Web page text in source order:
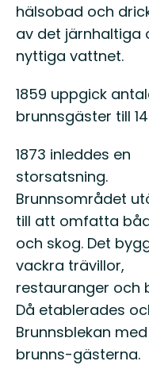
hälsobad och
av det järnhaltiga
nyttiga vattnet.
1859 uppgick
brunnsgäster till
1873 inleddes en
storsatsning.
Brunnsområdet
till att omfatta
och skog. Det
vackra trävillor,
restauranger och
Då etablerades
Brunnsblekan
brunns-gästerna.